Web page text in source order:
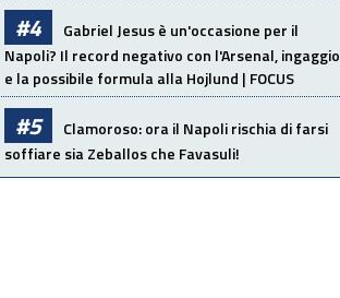
#4
Gabriel Jesus è un'occasione per il
Napoli? Il record negativo con l'Arsenal, ingaggio
e la possibile formula alla Hojlund | FOCUS
#5
Clamoroso: ora il Napoli rischia di farsi
soffiare sia Zeballos che Favasuli!